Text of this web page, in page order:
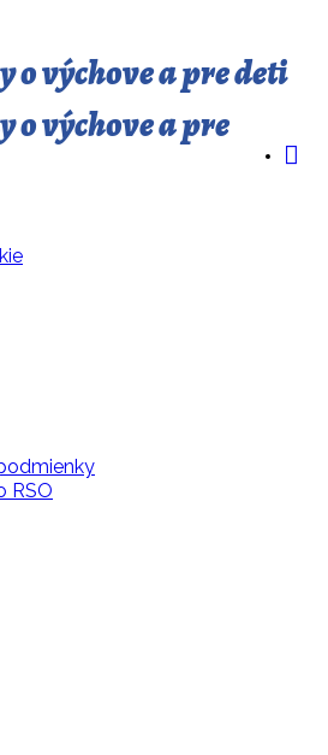
o výchove a pre deti
o výchove a pre
RSO